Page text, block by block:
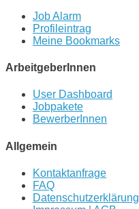
Job Alarm
Profileintrag
Meine Bookmarks
ArbeitgeberInnen
User Dashboard
Jobpakete
BewerberInnen
Allgemein
Kontaktanfrage
FAQ
Datenschutzerklärung